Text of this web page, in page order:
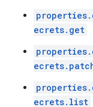
ecrets.get
ecrets.list